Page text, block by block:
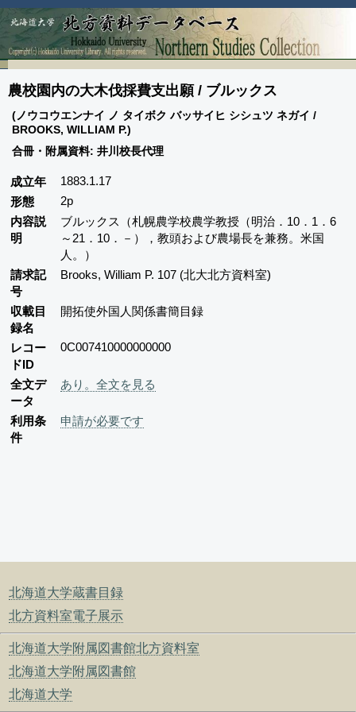
北海道大学蔵書目録
北方資料室電子展示
北海道大学附属図書館北方資料室
北海道大学附属図書館
北海道大学
農校園内の大木伐採費支出願 / ブルックス
(ノウコウエンナイ ノ タイボク バッサイヒ シシュツ ネガイ /
BROOKS, WILLIAM P.)
合冊・附属資料: 井川校長代理
成立年
1883.1.17
形態
2p
内容説
明
ブルックス（札幌農学校農学教授（明治．10．1．6
～21．10．－），教頭および農場長を兼務。米国
人。）
請求記
号
Brooks, William P. 107 (北大北方資料室)
収載目
録名
開拓使外国人関係書簡目録
レコー
ドID
0C007410000000000
全文デ
ータ
あり。全文を見る
利用条
件
申請が必要です